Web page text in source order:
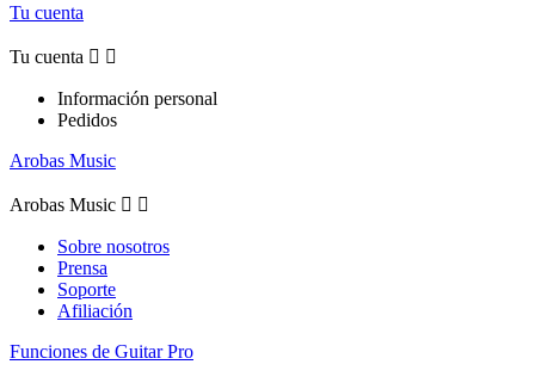
Tu cuenta
Tu cuenta  
Información personal
Pedidos
Arobas Music
Arobas Music  
Sobre nosotros
Prensa
Soporte
Afiliación
Funciones de Guitar Pro